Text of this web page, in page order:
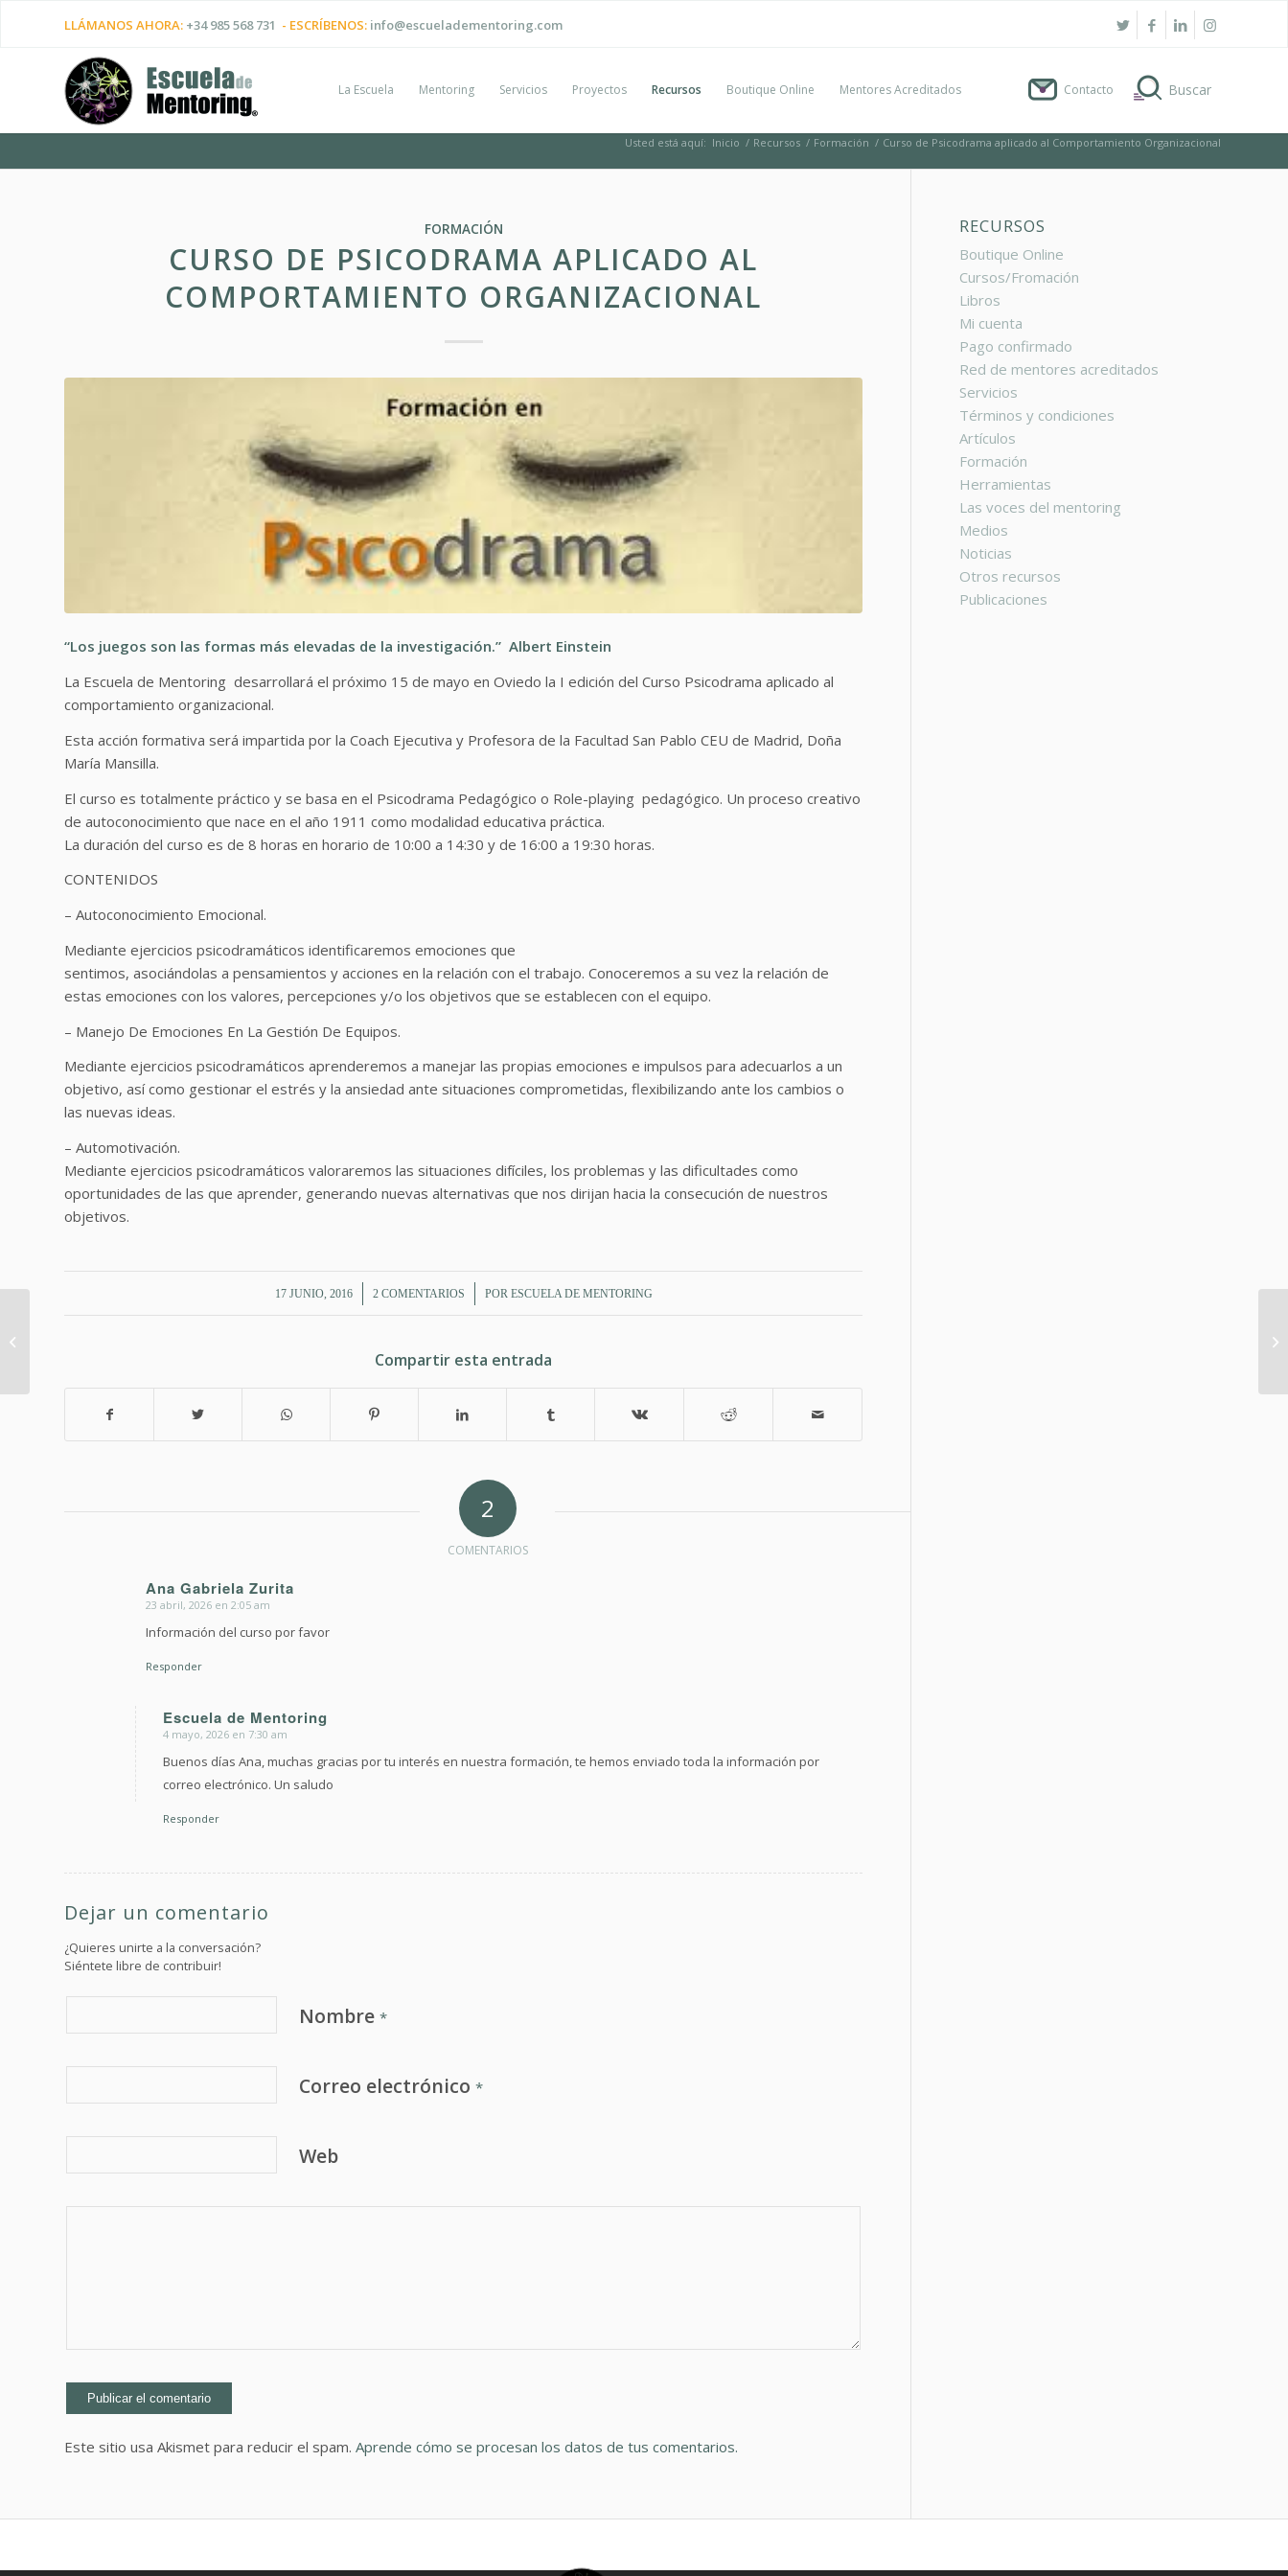
LLÁMANOS AHORA: +34 985 568 731 - ESCRÍBENOS: info@escueladementoring.com
La Escuela Mentoring Servicios Proyectos Recursos Boutique Online Mentores Acreditados Contacto
Usted está aquí: Inicio / Recursos / Formación / Curso de Psicodrama aplicado al Comportamiento Organizacional
FORMACIÓN
CURSO DE PSICODRAMA APLICADO AL
COMPORTAMIENTO ORGANIZACIONAL
“Los juegos son las formas más elevadas de la investigación.” Albert Einstein
La Escuela de Mentoring desarrollará el próximo 15 de mayo en Oviedo la I edición del Curso Psicodrama aplicado al
comportamiento organizacional.
Esta acción formativa será impartida por la Coach Ejecutiva y Profesora de la Facultad San Pablo CEU de Madrid, Doña
María Mansilla.
El curso es totalmente práctico y se basa en el Psicodrama Pedagógico o Role-playing pedagógico. Un proceso creativo
de autoconocimiento que nace en el año 1911 como modalidad educativa práctica.
La duración del curso es de 8 horas en horario de 10:00 a 14:30 y de 16:00 a 19:30 horas.
CONTENIDOS
– Autoconocimiento Emocional.
Mediante ejercicios psicodramáticos identificaremos emociones que
sentimos, asociándolas a pensamientos y acciones en la relación con el trabajo. Conoceremos a su vez la relación de
estas emociones con los valores, percepciones y/o los objetivos que se establecen con el equipo.
– Manejo De Emociones En La Gestión De Equipos.
Mediante ejercicios psicodramáticos aprenderemos a manejar las propias emociones e impulsos para adecuarlos a un
objetivo, así como gestionar el estrés y la ansiedad ante situaciones comprometidas, flexibilizando ante los cambios o
las nuevas ideas.
– Automotivación.
Mediante ejercicios psicodramáticos valoraremos las situaciones difíciles, los problemas y las dificultades como
oportunidades de las que aprender, generando nuevas alternativas que nos dirijan hacia la consecución de nuestros
objetivos.
17 JUNIO, 2016
/ 2 COMENTARIOS
/ POR ESCUELA DE MENTORING
Compartir esta entrada
2
COMENTARIOS
Ana Gabriela Zurita
Dice:
23 abril, 2026 en 2:05 am
Información del curso por favor
Responder
Escuela de Mentoring
Dice:
4 mayo, 2026 en 7:30 am
Buenos días Ana, muchas gracias por tu interés en nuestra formación, te hemos enviado toda la información por
correo electrónico. Un saludo
Responder
Dejar un comentario
¿Quieres unirte a la conversación?
Siéntete libre de contribuir!
Nombre *
Correo electrónico *
Web
Este sitio usa Akismet para reducir el spam. Aprende cómo se procesan los datos de tus comentarios.
RECURSOS
Boutique Online
Cursos/Fromación
Libros
Mi cuenta
Pago confirmado
Red de mentores acreditados
Servicios
Términos y condiciones
Artículos
Formación
Herramientas
Las voces del mentoring
Medios
Noticias
Otros recursos
Publicaciones
El cambio